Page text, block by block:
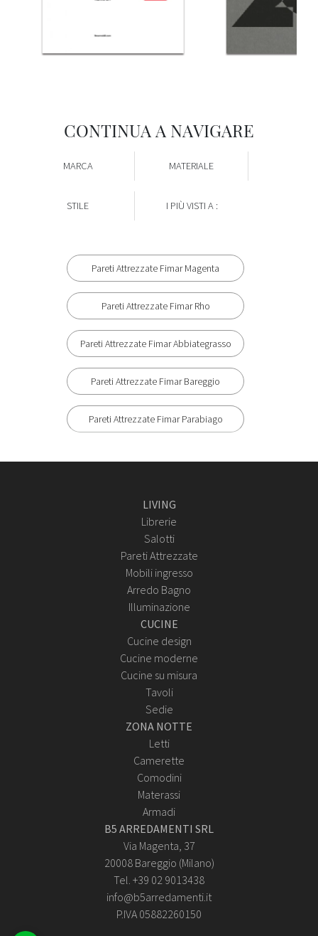
CONTINUA A NAVIGARE
MARCA MATERIALE
STILE I PIÙ VISTI A :
Pareti Attrezzate Fimar Magenta
Pareti Attrezzate Fimar Rho
Pareti Attrezzate Fimar Abbiategrasso
Pareti Attrezzate Fimar Bareggio
Pareti Attrezzate Fimar Parabiago
LIVING
Librerie
Salotti
Pareti Attrezzate
Mobili ingresso
Arredo Bagno
Illuminazione
CUCINE
Cucine design
Cucine moderne
Cucine su misura
Tavoli
Sedie
ZONA NOTTE
Letti
Camerette
Comodini
Materassi
Armadi
B5 ARREDAMENTI SRL
Via Magenta, 37
20008 Bareggio (Milano)
Tel. +39 02 9013438
info@b5arredamenti.it
P.IVA 05882260150